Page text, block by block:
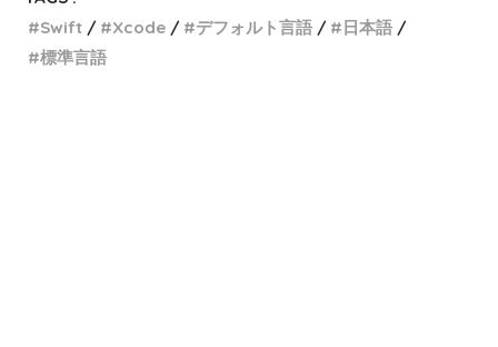
Swift
Xcode デフォルト言語
日本語
標準言語